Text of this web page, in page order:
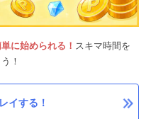
に始められる！ スキマ時間を
！
イする！